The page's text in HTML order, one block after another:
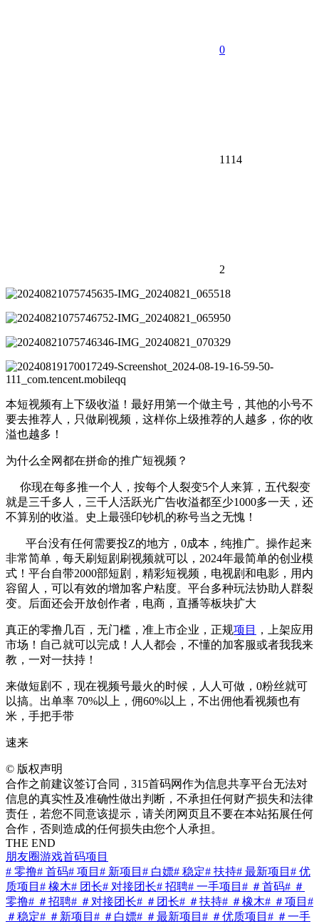
0
1114
2
本短视频有上下级收溢！最好用第一个做主号，其他的小号不
要去推荐人，只做刷视频，这样你上级推荐的人越多，你的收
溢也越多！
为什么全网都在拼命的推广短视频？
你现在每多推一个人，按每个人裂变5个人来算，五代裂变
就是三千多人，三千人活跃光广告收溢都至少1000多一天，还
不算别的收溢。史上最强印钞机的称号当之无愧！
平台没有任何需要投Z的地方，0成本，纯推广。操作起来
非常简单，每天刷短剧刷视频就可以，2024年最简单的创业模
式！平台自带2000部短剧，精彩短视频，电视剧和电影，用内
容留人，可以有效的增加客户粘度。平台多种玩法协助人群裂
变。后面还会开放创作者，电商，直播等板块扩大
真正的零撸几百，无门槛，准上市企业，正规项目
，上架应用
市场！自己就可以完成！人人都会，不懂的加客服或者我我来
教，一对一扶持！
来做短剧不，现在视频号最火的时候，人人可做，0粉丝就可
以搞。出单率 70%以上，佣60%以上，不出佣他看视频也有
米，手把手带
速来
© 版权声明
合作之前建议签订合同，315首码网作为信息共享平台无法对
信息的真实性及准确性做出判断，不承担任何财产损失和法律
责任，若您不同意该提示，请关闭网页且不要在本站拓展任何
合作，否则造成的任何损失由您个人承担。
THE END
朋友圈游戏首码项目
# 零撸# 首码# 项目 # 新项目 # 白嫖# 稳定# 扶持# 最新项目 # 优
质项目 # 橡木# 团长# 对接团长# 招聘# 一手项目 # ＃首码# ＃
零撸# ＃招聘# ＃对接团长# ＃团长# ＃扶持# ＃橡木# ＃项目 #
＃稳定# ＃新项目 # ＃白嫖# ＃最新项目 # ＃优质项目 # ＃一手